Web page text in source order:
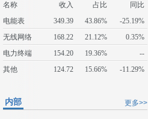
名称 收入 占比
同比
电能表
349.39 43.86%
-25.19%
无线网络
168.22 21.12%
0.35%
电力终端
154.20 19.36%
--
其他
124.72 15.66% -11.29%
更多>>
内部